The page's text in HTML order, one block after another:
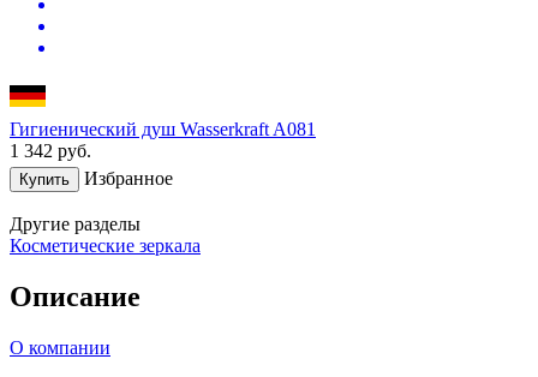
Гигиенический душ Wasserkraft A081
1 342 руб.
Купить Избранное
Другие разделы
Косметические зеркала
Описание
О компании